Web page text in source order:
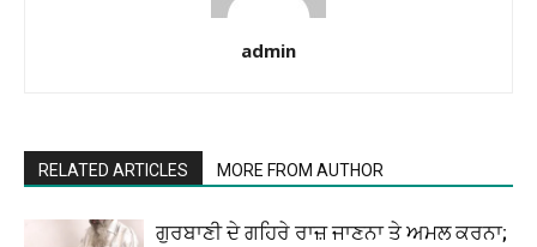
admin
RELATED ARTICLES MORE FROM AUTHOR
ਗੁਰਬਾਣੀ ਦੇ ਗਹਿਰੇ ਰਾਜ਼ ਜਾਣਨਾ ਤੇ ਅਮਲ ਕਰਨਾ;